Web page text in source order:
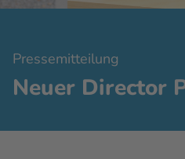
Pressemitteilung
Neuer Director